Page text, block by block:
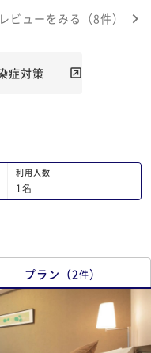
レビューをみる（8件）
症対策
利用人数
1名
プラン （2件）